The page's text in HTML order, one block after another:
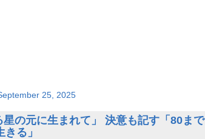
25, 2025
の元に生まれて」 決意も記す「80まで
きる」